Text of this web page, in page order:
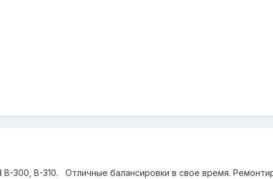
В-300, B-310. Отличные балансировки в свое время.